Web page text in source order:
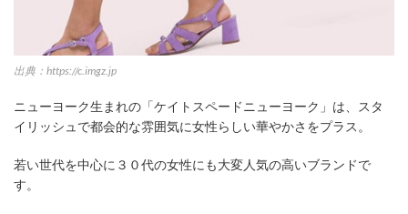
出典：https://c.imgz.jp
ニューヨーク生まれの「ケイトスペードニューヨーク」は、スタ
イリッシュで都会的な雰囲気に女性らしい華やかさをプラス。
若い世代を中心に３０代の女性にも大変人気の高いブランドで
す。